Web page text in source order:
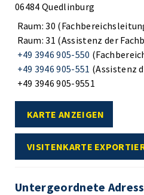
06484 Quedlinburg
Raum: 30
Raum: 31 (Assistenz der
+49 3946 905-550
+49 3946 905-551 (Assistenz
+49 3946 905-9551
KARTE ANZEIGEN
VISITENKARTE
Untergeordnete